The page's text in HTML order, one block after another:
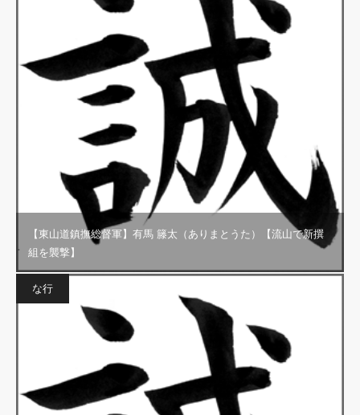
【東山道鎮撫総督軍】有馬 籐太（ありまとうた）【流山で新撰
組を襲撃】
な行